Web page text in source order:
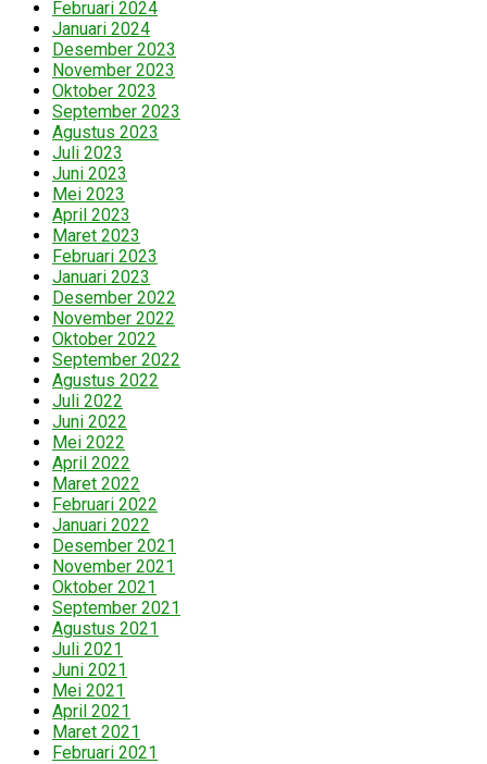
Februari 2024
Januari 2024
Desember 2023
November 2023
Oktober 2023
September 2023
Agustus 2023
Juli 2023
Juni 2023
Mei 2023
April 2023
Maret 2023
Februari 2023
Januari 2023
Desember 2022
November 2022
Oktober 2022
September 2022
Agustus 2022
Juli 2022
Juni 2022
Mei 2022
April 2022
Maret 2022
Februari 2022
Januari 2022
Desember 2021
November 2021
Oktober 2021
September 2021
Agustus 2021
Juli 2021
Juni 2021
Mei 2021
April 2021
Maret 2021
Februari 2021